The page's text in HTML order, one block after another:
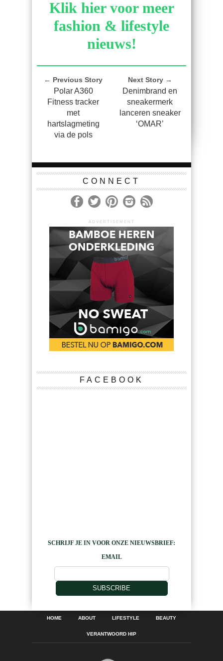
Klik hier voor meer
fashion & lifestyle
nieuws!
← Previous Story
Polar A360
Fitness tracker
met
hartslagmeting
via de pols
Next Story →
Denimbrand en
sneakermerk
lanceren sneaker
‘OMAR’
CONNECT
ADVERTISEMENT
FACEBOOK
SCHRIJF JE IN VOOR ONZE NIEUWSBRIEF:
EMAIL
SUBSCRIBE
HOME ABOUT LIFESTYLE BEAUTY
VERANTWOORD HIP